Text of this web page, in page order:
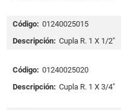
Código: 01240025015
Descripción: Cupla R. 1 X 1/2"
Código: 01240025020
Descripción: Cupla R. 1 X 3/4"